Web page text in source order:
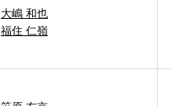
大嶋 和也
福住 仁嶺